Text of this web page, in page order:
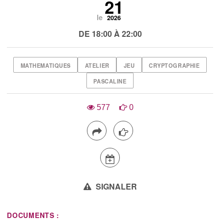
le 21
2026
DE 18:00 À 22:00
MATHEMATIQUES ATELIER JEU CRYPTOGRAPHIE
PASCALINE
577 0
SIGNALER
DOCUMENTS :